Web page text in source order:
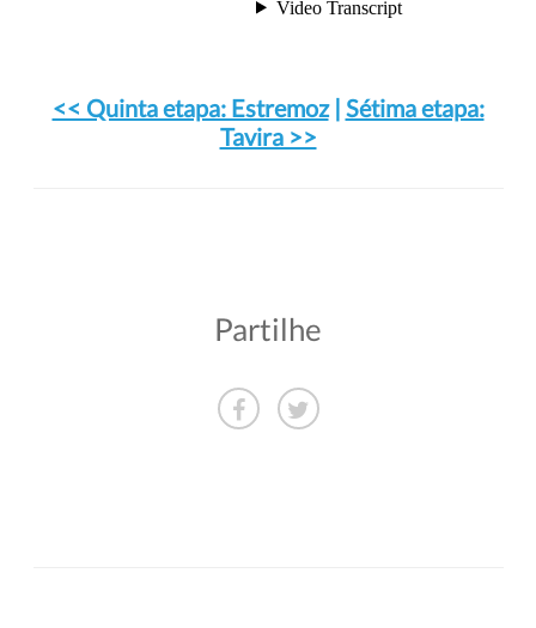
<< Quinta etapa: Estremoz | Sétima etapa:
Tavira >>
Partilhe